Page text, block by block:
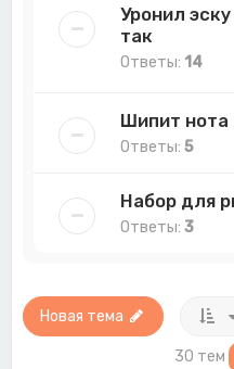
Уронил
так
Ответы: 14
Шипит нота
Ответы:5
Набор для
Ответы:3
Новая тема
30 тем